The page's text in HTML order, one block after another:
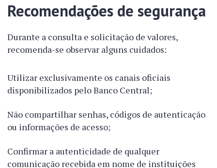
Recomendações de segurança
Durante a consulta e solicitação de valores,
recomenda-se observar alguns cuidados:
Utilizar exclusivamente os canais oficiais
disponibilizados pelo Banco Central;
Não compartilhar senhas, códigos de autenticação
ou informações de acesso;
Confirmar a autenticidade de qualquer
comunicação recebida em nome de instituições